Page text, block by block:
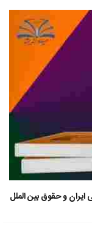
و حقوق بین الملل